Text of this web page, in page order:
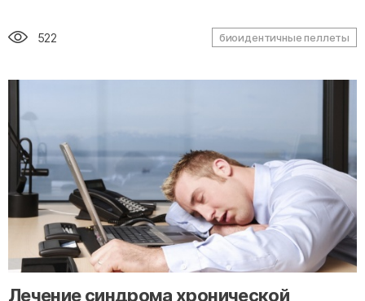
522 биоидентичные пеллеты
" alt="loading" class="img-responsive"/>
Лечение синдрома хронической